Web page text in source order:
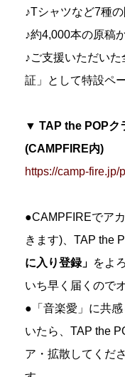
♪Tシャツなど7種
♪約4,000本の原稿
♪ご支援いただい
証」として特設ペ
▼ TAP the POPク
(CAMPFIRE内)
https://camp-
●CAMPFIREでア
きます)、TAP the
に入り登録」 をよ
いち早く届くので
●「音楽愛」に共
いたら、TAP the
ア・拡散してくだ